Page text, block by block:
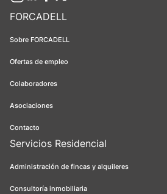
FORCADELL
Sobre FORCADELL
Ofertas de empleo
Colaboradores
Asociaciones
Contacto
Servicios Residencial
Administración de fincas y alquileres
Consultoría inmobiliaria